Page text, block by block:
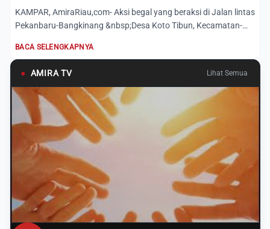
KAMPAR, AmiraRiau,com- Aksi begal yang beraksi di Jalan lintas
Pekanbaru-Bangkinang &nbsp;Desa Koto Tibun, Kecamatan-
BACA SELENGKAPNYA
● AMIRA TV Lihat Semua